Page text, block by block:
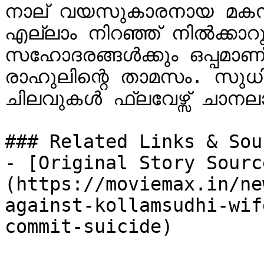
നാല് വയസുകാരനായ
എല്ലാം നിറഞ്ഞ്
സഹോദരങ്ങൾക്കും
രാഹുലിന്റെ താമസം.
ചിലവുകൾ ഫ്ലവേഴ്സ്
### Related Links &
- [Original Story
(https://moviemax.in/
against-kollamsudhi-
commit-suicide)